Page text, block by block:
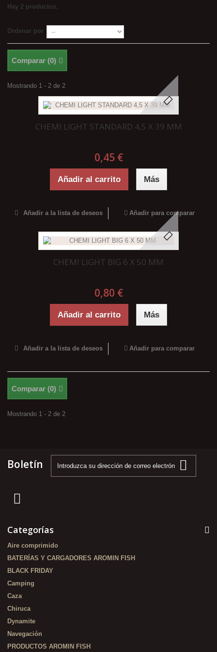
Hay 2 productos.
Ordenar por
Comparar (0)
Mostrando 1 - 2 de 2
CHEMI LIGHT STANDARD 4,5 X 39 MM
0,45 €
Añadir al carrito Más
Añadir a la lista de deseos Añadir para comparar
CHEMI LIGHT BIG 6 X 50 MM
0,80 €
Añadir al carrito Más
Añadir a la lista de deseos Añadir para comparar
Comparar (0)
Mostrando 1 - 2 de 2
Boletín
Categorías
Aire comprimido
BATERÍAS Y CARGADORES AROMIN FISH
BLACK FRIDAY
Camping
Caza
Chiruca
Dynamite
Navegación
PRODUCTOS AROMIN FISH